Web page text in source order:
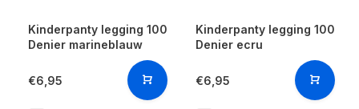
Kinderpanty legging 100
Denier marineblauw
€6,95
Kinderpanty legging 100
Denier ecru
€6,95